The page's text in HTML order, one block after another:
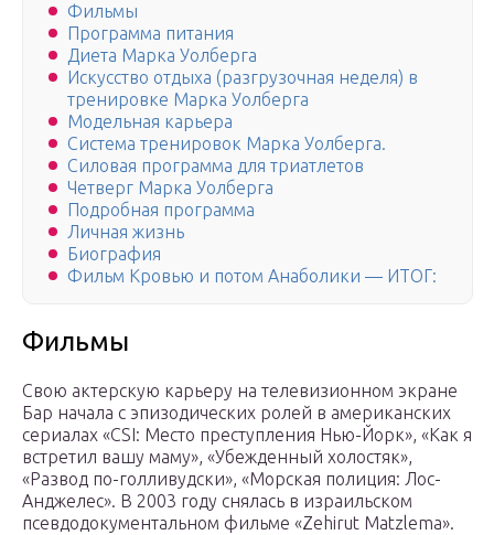
Фильмы
Программа питания
Диета Марка Уолберга
Искусство отдыха (разгрузочная неделя) в
тренировке Марка Уолберга
Модельная карьера
Система тренировок Марка Уолберга.
Силовая программа для триатлетов
Четверг Марка Уолберга
Подробная программа
Личная жизнь
Биография
Фильм Кровью и потом Анаболики — ИТОГ:
Фильмы
Свою актерскую карьеру на телевизионном экране
Бар начала с эпизодических ролей в американских
сериалах «CSI: Место преступления Нью-Йорк», «Как я
встретил вашу маму», «Убежденный холостяк»,
«Развод по-голливудски», «Морская полиция: Лос-
Анджелес». В 2003 году снялась в израильском
псевдодокументальном фильме «Zehirut Matzlema».